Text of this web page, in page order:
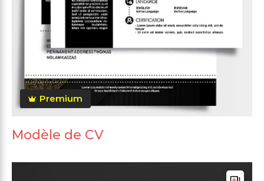
Premium
Modèle de CV